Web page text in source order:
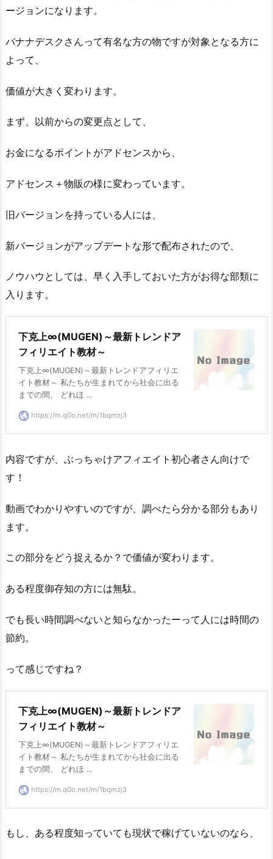
ージョンになります。
バナナデスクさんって有名な方の物ですが対象となる方に
よって、
価値が大きく変わります。
まず、以前からの変更点として、
お金になるポイントがアドセンスから、
アドセンス＋物販の様に変わっています。
旧バージョンを持っている人には、
新バージョンがアップデートな形で配布されたので、
ノウハウとしては、早く入手しておいた方がお得な部類に
入ります。
下克上∞(MUGEN)～最新トレンドア
フィリエイト教材～
下克上∞(MUGEN)～最新トレンドアフィリエ
イト教材～ 私たちが生まれてから社会に出る
までの間、 どれほ ...
https://m.q0o.net/m/1bqmzj3
内容ですが、ぶっちゃけアフィエイト初心者さん向けで
す！
動画でわかりやすいのですが、調べたら分かる部分もあり
ます。
この部分をどう捉えるか？で価値が変わります。
ある程度御存知の方には無駄。
でも長い時間調べないと知らなかったーって人には時間の
節約。
って感じですね？
下克上∞(MUGEN)～最新トレンドア
フィリエイト教材～
下克上∞(MUGEN)～最新トレンドアフィリエ
イト教材～ 私たちが生まれてから社会に出る
までの間、 どれほ ...
https://m.q0o.net/m/1bqmzj3
もし、ある程度知っていても現状で稼げていないのなら、